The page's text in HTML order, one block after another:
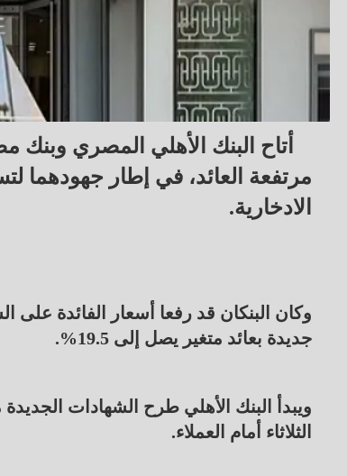
مرتفعة العائد، في إطار جهودهما
الادخارية.
جديدة بعائد متغير يصل إلى 19.5%.
ويبدأ البنك الأهلي طرح الشهادات
الثلاثاء أمام العملاء.